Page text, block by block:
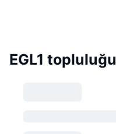
EGL1 topluluğu